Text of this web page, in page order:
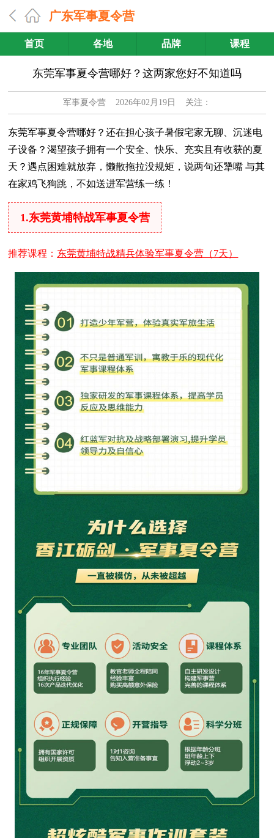
广东军事夏令营
首页 各地 品牌 课程
东莞军事夏令营哪好？这两家您好不知道吗
军事夏令营2026年02月19日 关注：
东莞军事夏令营哪好？还在担心孩子暑假宅家无聊、沉迷电
子设备？渴望孩子拥有一个安全、快乐、充实且有收获的夏
天？遇点困难就放弃，懒散拖拉没规矩，说两句还犟嘴 与其
在家鸡飞狗跳，不如送进军营练一练！
1.东莞黄埔特战军事夏令营
推荐课程： 东莞黄埔特战精兵体验军事夏令营（7天）